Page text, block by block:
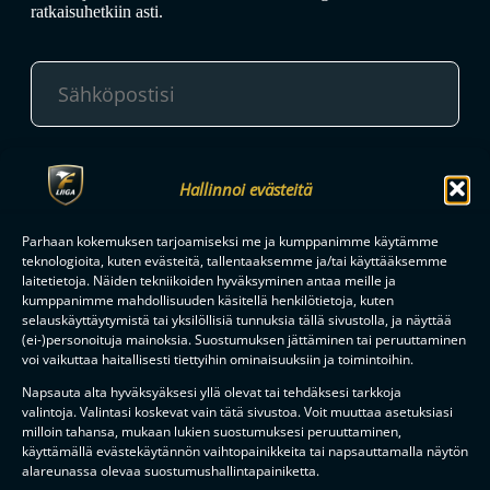
Hallinnoi evästeitä
Parhaan kokemuksen tarjoamiseksi me ja kumppanimme käytämme
teknologioita, kuten evästeitä, tallentaaksemme ja/tai käyttääksemme
laitetietoja. Näiden tekniikoiden hyväksyminen antaa meille ja
kumppanimme mahdollisuuden käsitellä henkilötietoja, kuten
selauskäyttäytymistä tai yksilöllisiä tunnuksia tällä sivustolla, ja näyttää
(ei-)personoituja mainoksia. Suostumuksen jättäminen tai peruuttaminen
voi vaikuttaa haitallisesti tiettyihin ominaisuuksiin ja toimintoihin.
Napsauta alta hyväksyäksesi yllä olevat tai tehdäksesi tarkkoja
valintoja. Valintasi koskevat vain tätä sivustoa. Voit muuttaa asetuksiasi
milloin tahansa, mukaan lukien suostumuksesi peruuttaminen,
käyttämällä evästekäytännön vaihtopainikkeita tai napsauttamalla näytön
alareunassa olevaa suostumushallintapainiketta.
ratkaisuhetkiin asti.
TILAA
F-LIIGANKUMPPANIT